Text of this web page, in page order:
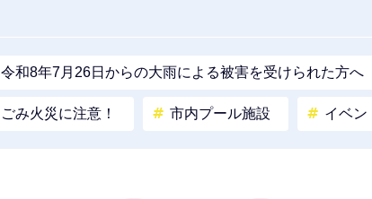
令和8年7月26日からの大雨による被害を受けられた方へ
ごみ火災に注意！ 市内プール施設 イベン